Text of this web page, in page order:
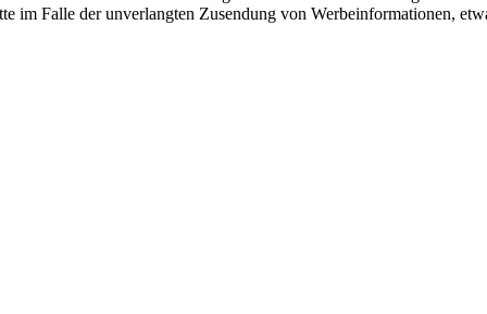
im Falle der unverlangten Zusendung von Werbeinformationen,